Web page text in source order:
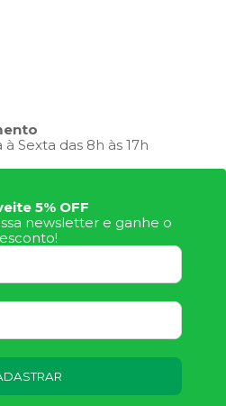
Sexta das 8h às 17h
5% OFF
newsletter e ganhe o